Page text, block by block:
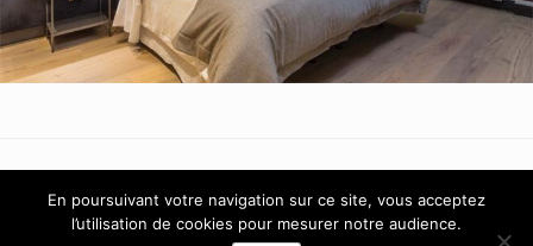
© 2026 Parquet Bois Décor - 19, le Pavé - 50300 Marcey Les Grèves /
En poursuivant votre navigation sur ce site, vous acceptez
l’utilisation de cookies pour mesurer notre audience.